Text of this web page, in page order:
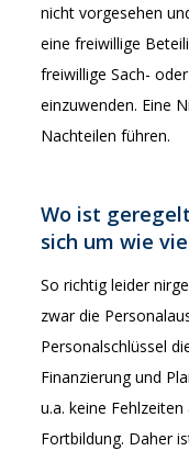
nicht vorgesehen
eine freiwillige
freiwillige Sach-
einzuwenden. Eine
Nachteilen führen.
Wo ist
sich um wie
So richtig leider
zwar die
Personalschlüssel
Finanzierung und
u.a. keine
Fortbildung. Daher